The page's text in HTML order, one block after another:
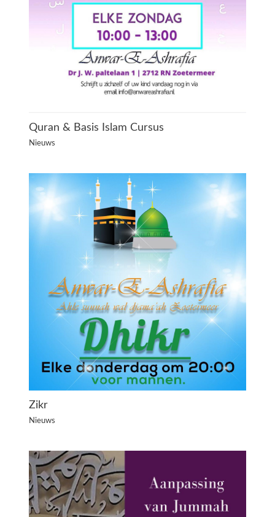
Quran & Basis Islam Cursus
Nieuws
Zikr
Nieuws